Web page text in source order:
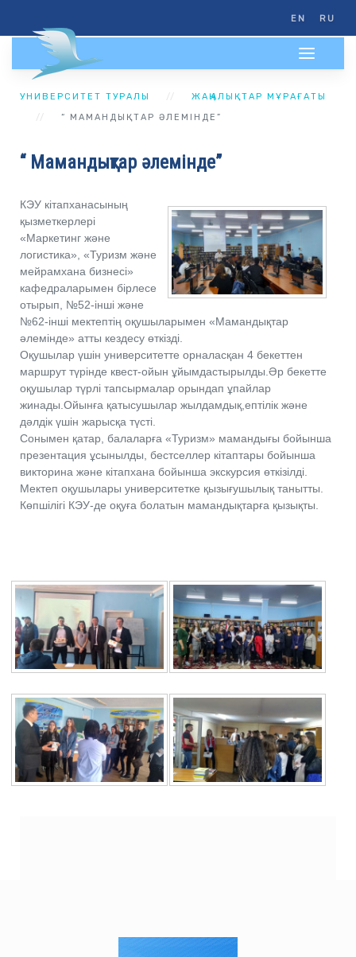
EN RU
УНИВЕРСИТЕТ ТУРАЛЫ
ЖАҢАЛЫҚТАР МҰРАҒАТЫ
“ МАМАНДЫҚТАР ӘЛЕМІНДЕ”
“ Мамандықтар әлемінде”
КЭУ кітапханасының
қызметкерлері
«Маркетинг және
логистика», «Туризм және
мейрамхана бизнесі»
кафедраларымен бірлесе
отырып, №52-інші және
№62-інші мектептің оқушыларымен «Мамандықтар
әлемінде» атты кездесу өткізді.
Оқушылар үшін университетте орналасқан 4 бекеттен
маршрут түрінде квест-ойын ұйымдастырылды.Әр бекетте
оқушылар түрлі тапсырмалар орындап ұпайлар
жинады.Ойынға қатысушылар жылдамдық,ептілік және
дәлдік үшін жарысқа түсті.
Сонымен қатар, балаларға «Туризм» мамандығы бойынша
презентация ұсынылды, бестселлер кітаптары бойынша
викторина және кітапхана бойынша экскурсия өткізілді.
Мектеп оқушылары университетке қызығушылық танытты.
Көпшілігі КЭУ-де оқуға болатын мамандықтарға қызықты.